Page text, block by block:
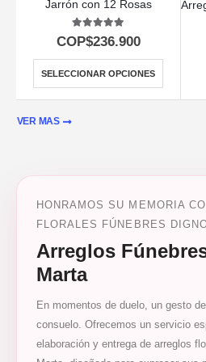
Jarrón con 12 Rosas
5.00out of 5
COP$236.900
SELECCIONAR OPCIONES
VER MAS
HONRAMOS SU MEMORIA
FLORALES FÚNEBRES
Arreglos
Marta
En momentos de duelo, un gesto
consuelo. Ofrecemos un servicio
elaboración y entrega de arreglos